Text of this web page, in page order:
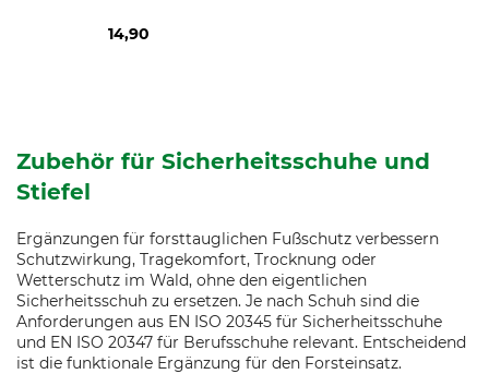
14,90
Zubehör für Sicherheitsschuhe und
Stiefel
Ergänzungen für forsttauglichen Fußschutz verbessern
Schutzwirkung, Tragekomfort, Trocknung oder
Wetterschutz im Wald, ohne den eigentlichen
Sicherheitsschuh zu ersetzen. Je nach Schuh sind die
Anforderungen aus EN ISO 20345 für Sicherheitsschuhe
und EN ISO 20347 für Berufsschuhe relevant. Entscheidend
ist die funktionale Ergänzung für den Forsteinsatz.